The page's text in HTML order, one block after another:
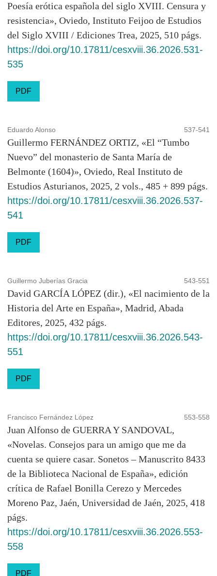
Poesía erótica española del siglo XVIII. Censura y
resistencia», Oviedo, Instituto Feijoo de Estudios
del Siglo XVIII / Ediciones Trea, 2025, 510 págs.
https://doi.org/10.17811/cesxviii.36.2026.531-
535
PDF
Eduardo Alonso 537-541
Guillermo FERNÁNDEZ ORTIZ, «El “Tumbo
Nuevo” del monasterio de Santa María de
Belmonte (1604)», Oviedo, Real Instituto de
Estudios Asturianos, 2025, 2 vols., 485 + 899 págs.
https://doi.org/10.17811/cesxviii.36.2026.537-
541
PDF
Guillermo Juberías Gracia 543-551
David GARCÍA LÓPEZ (dir.), «El nacimiento de la
Historia del Arte en España», Madrid, Abada
Editores, 2025, 432 págs.
https://doi.org/10.17811/cesxviii.36.2026.543-
551
PDF
Francisco Fernández López 553-558
Juan Alfonso de GUERRA Y SANDOVAL,
«Novelas. Consejos para un amigo que me da
cuenta se quiere casar. Sonetos – Manuscrito 8433
de la Biblioteca Nacional de España», edición
crítica de Rafael Bonilla Cerezo y Mercedes
Moreno Paz, Jaén, Universidad de Jaén, 2025, 418
págs.
https://doi.org/10.17811/cesxviii.36.2026.553-
558
PDF